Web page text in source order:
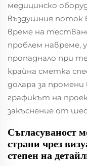
медицинско
въздушния поток
време на
проблем
пропаднало при
крайна сметка
долара за
графикът на
закъснение от
Съгласуваност
страни чрез
степен на